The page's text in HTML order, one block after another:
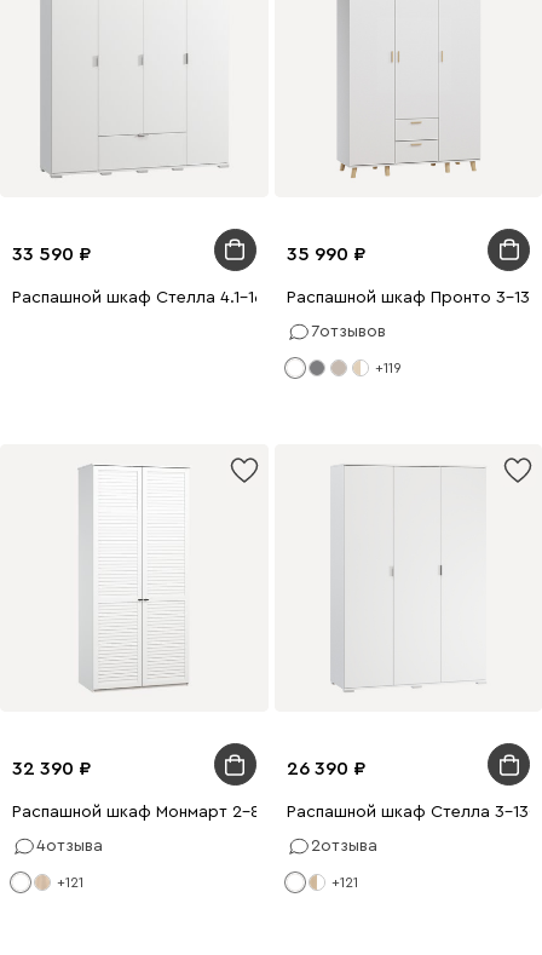
33 590
Распашной шкаф Стелла 4.1-160x190 Белый
35 990
Распашной шкаф Пронто 3-
7отзывов
+119
32 390
Распашной шкаф Монмарт 2-80x210 Белый
4отзыва
+121
26 390
Распашной шкаф Стелла 3-
2отзыва
+121